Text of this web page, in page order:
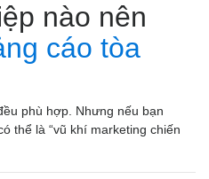
nào nên
cáo tòa
phù hợp. Nhưng nếu bạn
thể là “vũ khí marketing chiến